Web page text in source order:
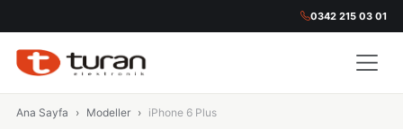
0342 215 03 01
Ana Sayfa Modeller iPhone 6 Plus